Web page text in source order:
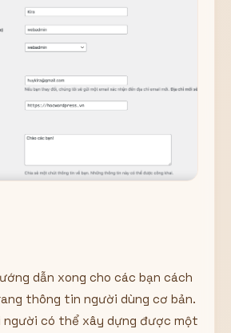
dẫn xong cho các bạn cách
thông tin người dùng cơ bản.
người có thể xây dựng được một